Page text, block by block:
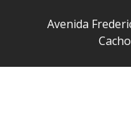
Avenida